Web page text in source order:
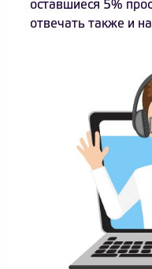
оставшиеся 5%
отвечать также и